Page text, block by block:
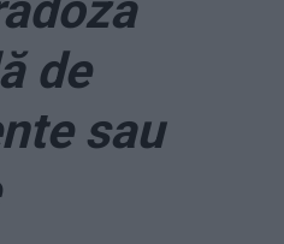
de
sau